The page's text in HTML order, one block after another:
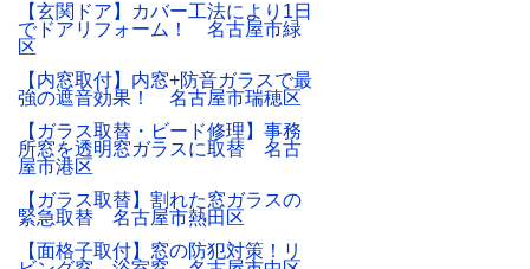
【玄関ドア】カバー工法により1日
でドアリフォーム！ 名古屋市緑
区
【内窓取付】内窓+防音ガラスで最
強の遮音効果！ 名古屋市瑞穂区
【ガラス取替・ビード修理】事務
所窓を透明窓ガラスに取替 名古
屋市港区
【ガラス取替】割れた窓ガラスの
緊急取替 名古屋市熱田区
【面格子取付】窓の防犯対策！リ